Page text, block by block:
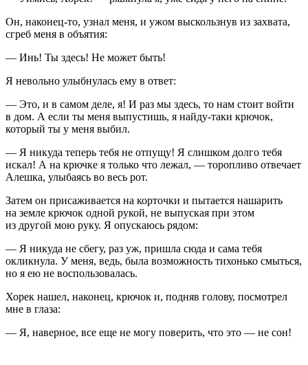
Он, наконец-то, узнал меня, и ужом выскользнув из захвата,
сгреб меня в объятия:
— Инь! Ты здесь! Не может быть!
Я невольно улыбнулась ему в ответ:
— Это, и в самом деле, я! И раз мы здесь, то нам стоит войти
в дом. А если ты меня выпустишь, я найду-таки крючок,
который ты у меня выбил.
— Я никуда теперь тебя не отпущу! Я слишком долго тебя
искал! А на крючке я только что лежал, — торопливо отвечает
Алешка, улыбаясь во весь рот.
Затем он присаживается на корточки и пытается нашарить
на земле крючок одной рукой, не выпуская при этом
из другой мою руку. Я опускаюсь рядом:
— Я никуда не сбегу, раз уж, пришла сюда и сама тебя
окликнула. У меня, ведь, была возможность тихонько смыться,
но я ею не воспользовалась.
Хорек нашел, наконец, крючок и, подняв голову, посмотрел
мне в глаза:
— Я, наверное, все еще не могу поверить, что это — не сон!